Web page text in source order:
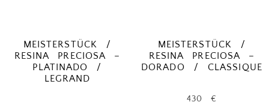
MEISTERSTÜCK /
RESINA PRECIOSA –
PLATINADO /
LEGRAND
MEISTERSTÜCK /
RESINA PRECIOSA –
DORADO / CLASSIQUE
430€